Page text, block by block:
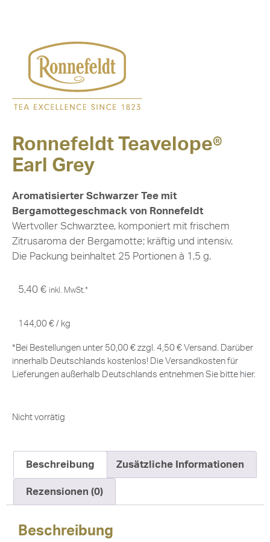
Ronnefeldt Teavelope®
Earl Grey
Aromatisierter Schwarzer Tee mit
Bergamottegeschmack von Ronnefeldt
Wertvoller Schwarztee, komponiert mit frischem
Zitrusaroma der Bergamotte; kräftig und intensiv.
Die Packung beinhaltet 25 Portionen à 1,5 g.
5,40 € inkl. MwSt.*
144,00 € / kg
*Bei Bestellungen unter 50,00 € zzgl. 4,50 € Versand. Darüber
innerhalb Deutschlands kostenlos! Die Versandkosten für
Lieferungen außerhalb Deutschlands entnehmen Sie bitte hier.
Nicht vorrätig
Beschreibung Zusätzliche Informationen
Rezensionen (0)
Beschreibung